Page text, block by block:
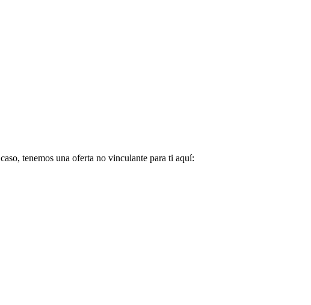
tenemos una oferta no vinculante para ti aquí: